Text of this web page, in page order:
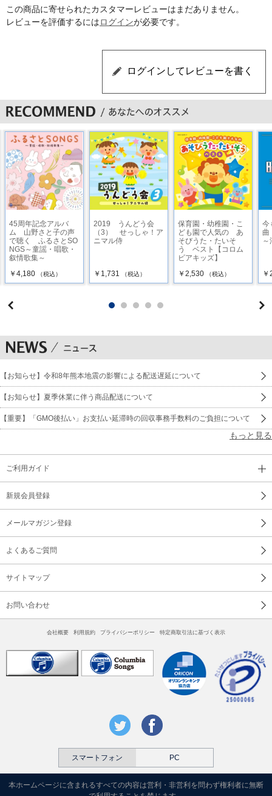
10 さんぽ・・・【たまには歌を歌いながらお散歩するもの楽
しいですね♪】
と、「右」「左」を覚えるのにも役立つ歌です♪】
12 こぶたぬきつねこ ※あそびかたつき・・・【動物の鳴き
声は、子どもが初期に口にする言葉のひとつです♪】
13 おはなしゆびさん ※あそびかたつき
14 しゃぼんだま
15 きらきらぼし・・・【「きらきら」で、手をきらきらさせ
ながら、楽しみましょう♪】
16 どんな色がすき
17 こいのぼり
18 かえるの合唱
22 トマト
23 きのこ
24 どんぐりころころ・・・【だんだん長い歌もすらすら歌え
す♪】
25 とんぼのめがね
26 やぎさんゆうびん
28 とんとんとんとん ひげじいさん ※ あそびかたつき
29 犬のおまわりさん
30 おもちゃのチャチャチャ
31 ゆき
32 ジングルベル
35 さかながはねて ※あそびかたつき・・・【体の名前も歌
36 はたらくくるま
37 アンパンマンのマーチ・・・【TVで流れる音楽も楽しんで
この商品に寄せられたカスタマーレビューはまだありません。
レビューを評価するにはログインが必要です。
45周年記念アルバ
ム 山野さと子の声
で聴く ふるさとSO
NGS～童謡・唱歌・
叙情歌集～
￥4,180
（税込）
2019 うんどう会
（3） せっしゃ！ア
ニマル侍
￥1,731 （税込）
保育園・幼稚園・こ
ども園で人気の あ
そびうた・たいそ
う ベスト【コロム
ビアキッズ】
￥2,530
（税込）
今
～
【お知らせ】令和8年熊本地震の影響による配送遅延について
【お知らせ】夏季休業に伴う商品配送について
【重要】「GMO後払い」お支払い延滞時の回収事務手数料のご負担について
もっと見る
ご利用ガイド
新規会員登録
メールマガジン登録
よくあるご質問
サイトマップ
お問い合わせ
会社概要 利用規約 プライバシーポリシー 特定商取引法に基づく表示
スマートフォン PC
本ホームページに含まれるすべての内容は営利・非営利を問わず権利者に無断